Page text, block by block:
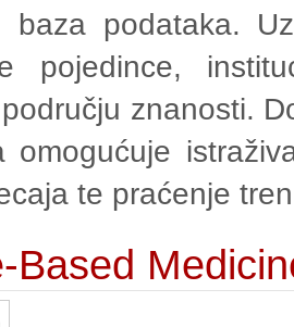
baza podataka.
pojedince,
znanosti.
omogućuje
te praćenje
Based